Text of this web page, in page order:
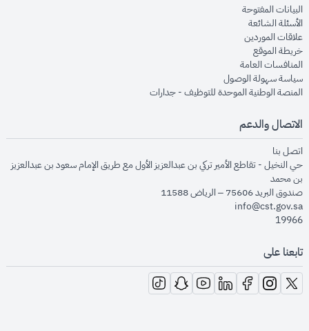
البيانات المفتوحةopens in new window
الأسئلة الشائعةopens in new window
علاقات الموردينopens in new window
خريطة الموقعopens in new window
المنافسات العامةopens in new window
سياسة سهولة الوصولopens in new window
المنصة الوطنية الموحدة للتوظيف - جداراتopens in new window
الاتصال والدعم
اتصل بنا
حي النخيل - تقاطع الأمير تركي بن عبدالعزيز الأول مع طريق الإمام سعود بن عبدالعزيز
بن محمد
صندوق البريد 75606 – الرياض 11588
info@cst.gov.sa
19966
تابعنا على
opens in new window
opens in new window
opens in new window
opens in new window
opens in new window
opens in new window
opens in new window